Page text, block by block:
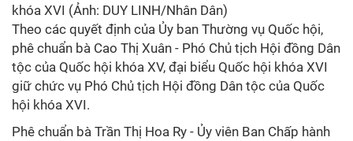
khóa XVI (Ảnh: DUY LINH/Nhân Dân)
Theo các quyết định của Ủy ban Thường vụ Quốc hội,
phê chuẩn bà Cao Thị Xuân - Phó Chủ tịch Hội đồng Dân
tộc của Quốc hội khóa XV, đại biểu Quốc hội khóa XVI
giữ chức vụ Phó Chủ tịch Hội đồng Dân tộc của Quốc
hội khóa XVI.
Phê chuẩn bà Trần Thị Hoa Ry - Ủy viên Ban Chấp hành